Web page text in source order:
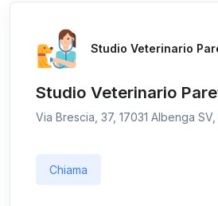
Studio Veterinario
Studio Veterinario
Via Brescia, 37, 17031 Albenga SV,
Chiama